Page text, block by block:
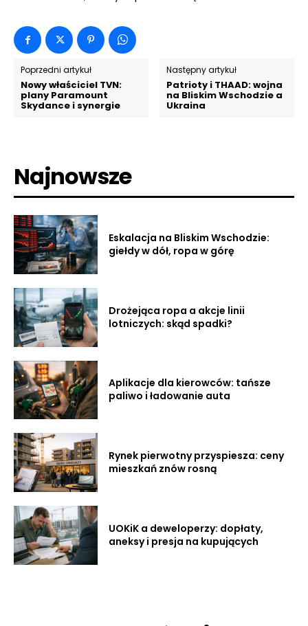
Poprzedni artykuł
Nowy właściciel TVN:
plany Paramount
Skydance i synergie
Następny artykuł
Patrioty i THAAD: wojna
na Bliskim Wschodzie a
Ukraina
Najnowsze
Eskalacja na Bliskim Wschodzie:
giełdy w dół, ropa w górę
Drożejąca ropa a akcje linii
lotniczych: skąd spadki?
Aplikacje dla kierowców: tańsze
paliwo i ładowanie auta
Rynek pierwotny przyspiesza: ceny
mieszkań znów rosną
UOKiK a deweloperzy: dopłaty,
aneksy i presja na kupujących